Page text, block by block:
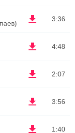
3:36
4:48
2:07
3:56
1:40